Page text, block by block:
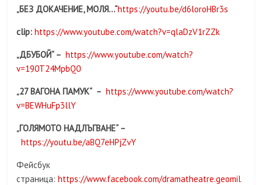
„БЕЗ ДОКАЧЕНИЕ, МОЛЯ…“https://youtu.be/d6loroHBr3s
clip:https://www.youtube.com/watch?v=qlaDzV1rZZk
„ДБУБОЙ“–https://www.youtube.com/watch?
v=190T24MpbQ0
„27 ВАГОНА ПАМУК“ –https://www.youtube.com/watch?
v=BEWHuFp3llY
„ГОЛЯМОТО НАДЛЪГВАНЕ“ –
https://youtu.be/aBQ7eHPjZvY
Фейсбук
страница:https://www.facebook.com/dramatheatre.geomil